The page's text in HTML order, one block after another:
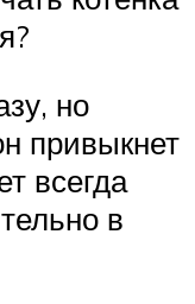
но
привыкнет
всегда
в